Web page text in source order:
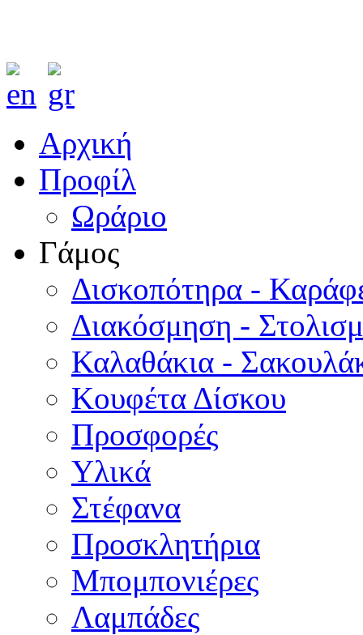
Αρχική
Προφίλ
Ωράριο
Γάμος
Δισκοπότηρα -
Διακόσμηση -
Καλαθάκια -
Κουφέτα Δίσκου
Προσφορές
Υλικά
Στέφανα
Προσκλητήρια
Μπομπονιέρες
Λαμπάδες